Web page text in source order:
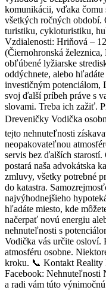
komunikácii, vďaka čomu
všetkých ročných období.
turistiku, cykloturistiku,
Vzdialenosti: Hriňová –
(Čiernohronská
obľúbené lyžiarske
oddýchnete, alebo
investičným potenciálom,
svoj ďalší príbeh práve s
slovami. Treba ich zažiť.
Dreveničky Vodička
tejto nehnuteľnosti
neopakovateľnou
servis bez ďalších
postará naša advokátska
zmluvy, všetky potrebné
do katastra.
najvýhodnejšieho
hľadáte miesto, kde
načerpať novú energiu
nehnuteľnosti s
Vodička vás určite osloví.
atmosféru osobne.
kroku. 📞 Kontakt
Facebook: Nehnuteľnosti
a radi vám túto